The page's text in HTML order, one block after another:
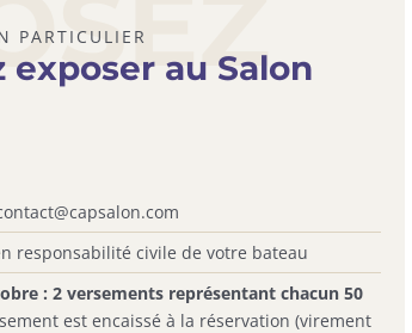
PARTICULIER
au Salon
responsabilité civile de votre bateau
: 2 versements représentant chacun 50
est encaissé à la réservation (virement